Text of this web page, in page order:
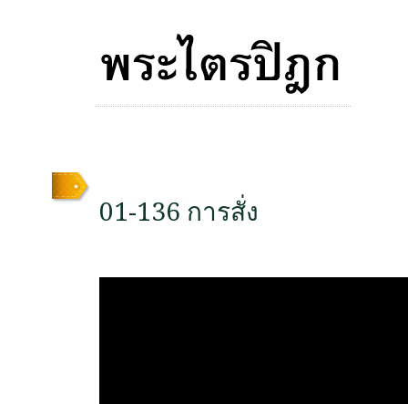
01-136 การสั่ง